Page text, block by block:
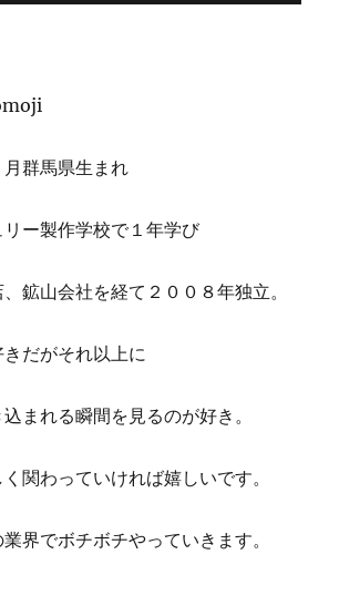
月群馬県生まれ
ー製作学校で１年学び
鉱山会社を経て２００８年独立。
だがそれ以上に
まれる瞬間を見るのが好き。
関わっていければ嬉しいです。
界でボチボチやっていきます。